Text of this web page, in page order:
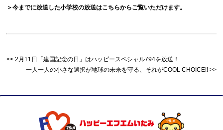
＞今までに放送した小学校の放送はこちらからご覧いただけます。
2月11日「建国記念の日」はハッピースペシャル794を放送！
一人一人の小さな選択が地球の未来を守る、それがCOOL CHOICE!!